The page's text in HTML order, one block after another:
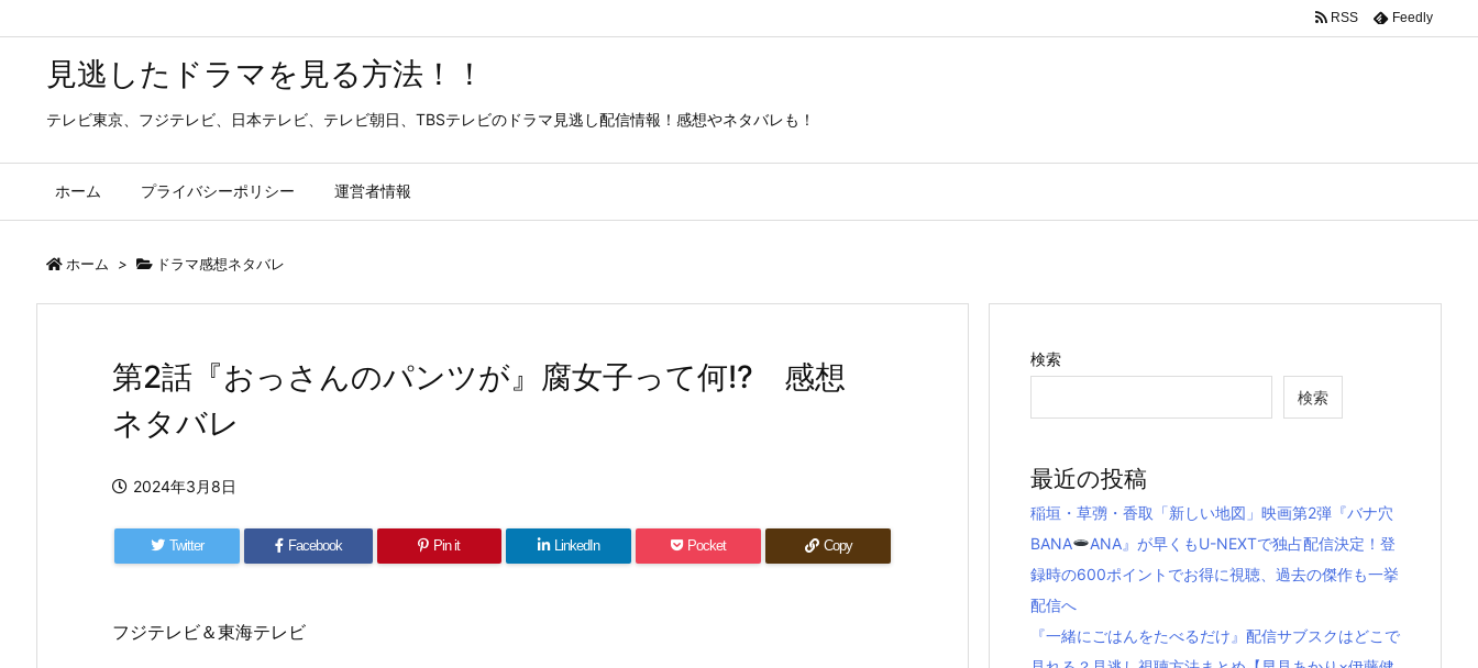
見逃したドラマを見る方法！！
テレビ東京、フジテレビ、日本テレビ、テレビ朝日、TBSテレビのドラマ見逃し配信情報！感想やネタバレも！
ホーム プライバシーポリシー 運営者情報
RSS Feedly
ホーム > ドラマ感想ネタバレ
第2話『おっさんのパンツが』腐女子って何!? 感想
ネタバレ
2024年3月8日
Twitter Facebook Pin it LinkedIn Pocket Copy
フジテレビ＆東海テレビ
検索
検索
最近の投稿
稲垣・草彅・香取「新しい地図」映画第2弾『バナ穴
BANA
ANA』が早くもU-NEXTで独占配信決定！登
録時の600ポイントでお得に視聴、過去の傑作も一挙
配信へ
『一緒にごはんをたべるだけ』配信サブスクはどこで